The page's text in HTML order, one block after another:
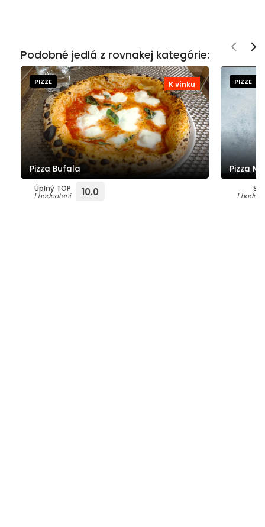
Podobné jedlá z rovnakej kategórie:
K vínku
PIZZE
Pizza Bufala
Úplný TOP
1 hodnotení 10.0
PIZZE
Pizza
1